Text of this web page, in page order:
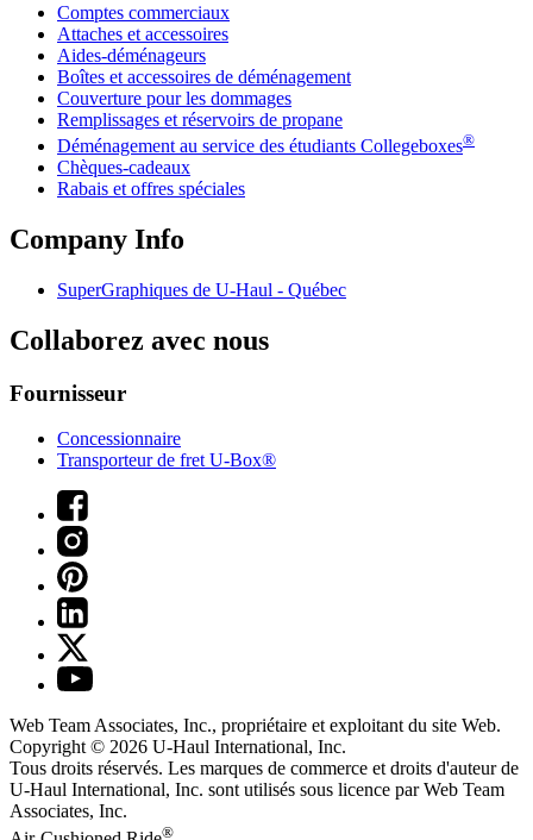
Comptes commerciaux
Attaches et accessoires
Aides-déménageurs
Boîtes et accessoires de déménagement
Couverture pour les dommages
Remplissages et réservoirs de propane
Déménagement au service des étudiants Collegeboxes®
Chèques-cadeaux
Rabais et offres spéciales
Company Info
SuperGraphiques de U-Haul - Québec
Collaborez avec nous
Fournisseur
Concessionnaire
Transporteur de fret U-Box®
Web Team Associates, Inc., propriétaire et exploitant du site Web.
Copyright © 2026 U-Haul International, Inc.
Tous droits réservés. Les marques de commerce et droits d'auteur de
U-Haul International, Inc. sont utilisés sous licence par Web Team
Associates, Inc.
®